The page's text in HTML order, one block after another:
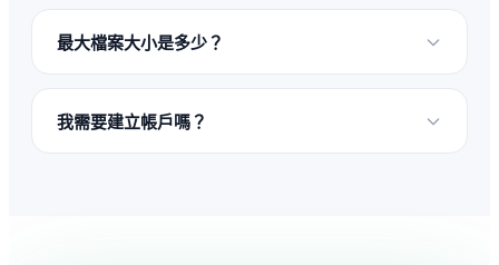
最大檔案大小是多少？
我需要建立帳戶嗎？